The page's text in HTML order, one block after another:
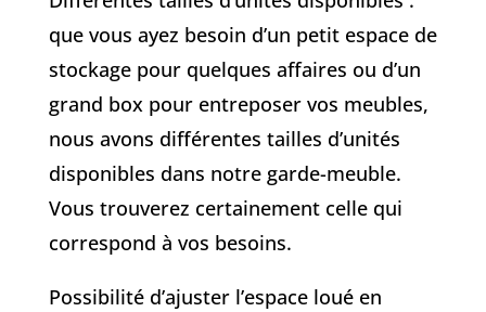
que vous ayez besoin d’un petit espace de
stockage pour quelques affaires ou d’un
grand box pour entreposer vos meubles,
nous avons différentes tailles d’unités
disponibles dans notre garde-meuble.
Vous trouverez certainement celle qui
correspond à vos besoins.
Possibilité d’ajuster l’espace loué en